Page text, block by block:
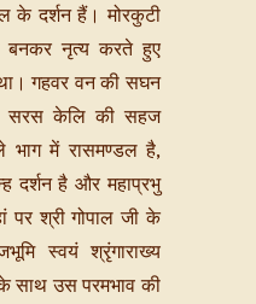
के दर्शन हैं। मोरकुटी
बनकर नृत्य करते हुए
गहवर वन की सघन
सरस केलि की सहज
भाग में रासमण्डल है,
दर्शन है और महाप्रभु
श्री गोपाल जी के
स्वयं श्रृंगाराख्य
साथ उस परमभाव की